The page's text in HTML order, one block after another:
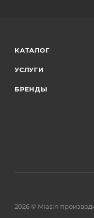
КАТАЛОГ
УСЛУГИ
БРЕНДЫ
2026 © Miasin